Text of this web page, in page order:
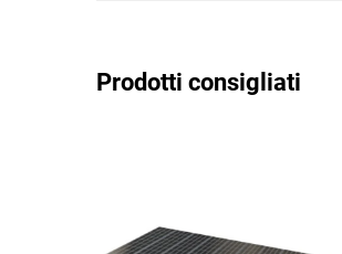
Prodotti consigliati